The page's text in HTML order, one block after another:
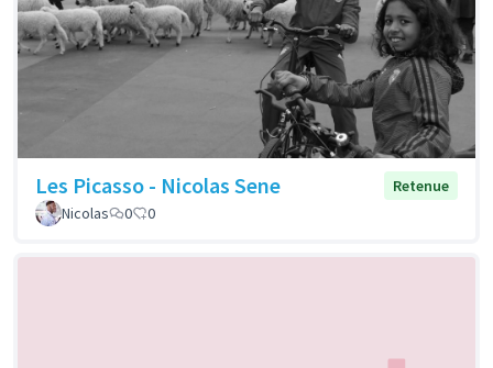
Les Picasso - Nicolas Sene
Retenue
Nicolas
0 0